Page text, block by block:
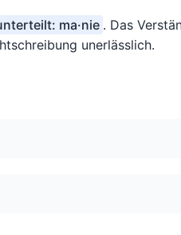
ma·nie . Das
unerlässlich.